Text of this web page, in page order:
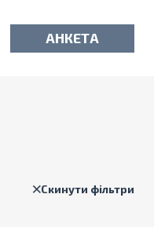
АНКЕТА
Скинути фільтри